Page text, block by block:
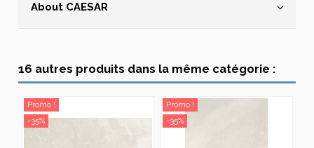
About CAESAR
16 autres produits dans la même catégorie :
Promo !
-35%
Promo !
-35%